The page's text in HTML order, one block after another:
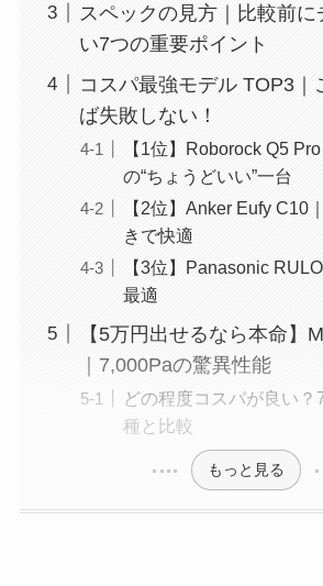
スペックの見方｜比較前に
い7つの重要ポイント
コスパ最強モデル TOP3｜
ば失敗しない！
【1位】Roborock Q5
の“ちょうどいい”一台
【2位】Anker Eufy C10
きで快適
【3位】Panasonic
最適
【5万円出せるなら本命】
｜7,000Paの驚異性能
どの程度コスパが良い
種と比較
もっと見る